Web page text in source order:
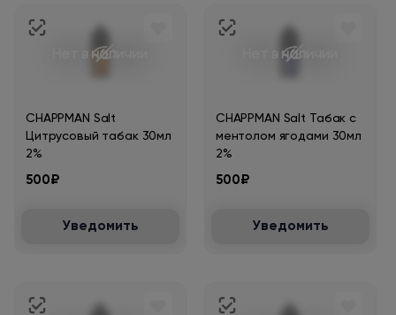
Нет в наличии
CHAPPMAN Salt
Цитрусовый табак 30мл
2%
500₽
Уведомить
Нет в наличии
CHAPPMAN Salt Табак с
ментолом ягодами 30мл
2%
500₽
Уведомить